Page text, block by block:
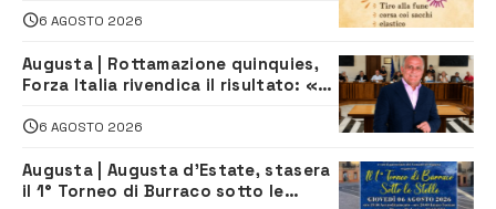
iscriversi
6 AGOSTO 2026
Augusta | Rottamazione quinquies,
Forza Italia rivendica il risultato: «La
6 AGOSTO 2026
Augusta | Augusta d’Estate, stasera
il 1° Torneo di Burraco sotto le